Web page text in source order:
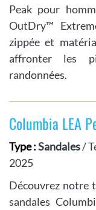
Peak pour
OutDry™
zippée et
affronter les
randonnées.
Columbia LEA
Type :Sandales/
2025
Découvrez notre
sandales